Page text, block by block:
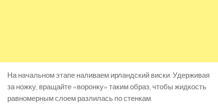
На начальном этапе наливаем ирландский виски. Удерживая
за ножку, вращайте «воронку» таким образ, чтобы жидкость
равномерным слоем разлилась по стенкам.